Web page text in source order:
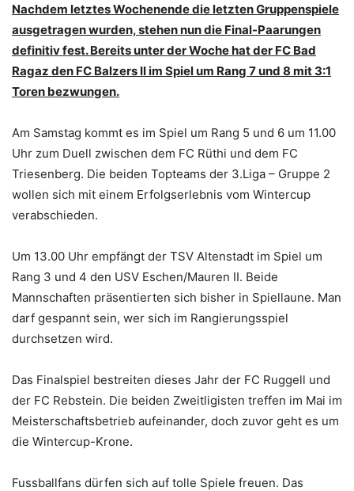
Nachdem letztes Wochenende die letzten Gruppenspiele
ausgetragen wurden, stehen nun die Final-Paarungen
definitiv fest. Bereits unter der Woche hat der FC Bad
Ragaz den FC Balzers II im Spiel um Rang 7 und 8 mit 3:1
Toren bezwungen.
Am Samstag kommt es im Spiel um Rang 5 und 6 um 11.00
Uhr zum Duell zwischen dem FC Rüthi und dem FC
Triesenberg. Die beiden Topteams der 3.Liga – Gruppe 2
wollen sich mit einem Erfolgserlebnis vom Wintercup
verabschieden.
Um 13.00 Uhr empfängt der TSV Altenstadt im Spiel um
Rang 3 und 4 den USV Eschen/Mauren II. Beide
Mannschaften präsentierten sich bisher in Spiellaune. Man
darf gespannt sein, wer sich im Rangierungsspiel
durchsetzen wird.
Das Finalspiel bestreiten dieses Jahr der FC Ruggell und
der FC Rebstein. Die beiden Zweitligisten treffen im Mai im
Meisterschaftsbetrieb aufeinander, doch zuvor geht es um
die Wintercup-Krone.
Fussballfans dürfen sich auf tolle Spiele freuen. Das